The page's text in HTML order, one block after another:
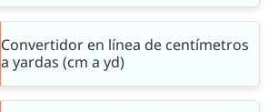
Convertidor en línea de centímetros
a yardas (cm a yd)